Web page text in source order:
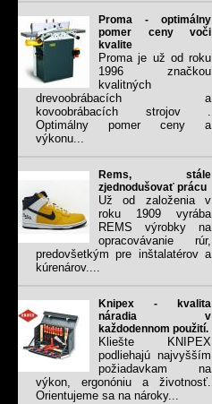
Proma - optimálny
pomer ceny voči
kvalite
Proma je už od roku
1996 značkou
kvalitných
drevoobrábacích a
kovoobrábacích strojov .
Optimálny pomer ceny a
výkonu...
Rems, stále
zjednodušovať prácu
Už od založenia v
roku 1909 vyrába
REMS výrobky na
opracovávanie rúr,
predovšetkým pre inštalatérov a
kúrenárov....
Knipex - kvalita
náradia v
každodennom použití.
Kliešte KNIPEX
podliehajú najvyšším
požiadavkam na
výkon, ergonóniu a životnosť.
Orientujeme sa na nároky...